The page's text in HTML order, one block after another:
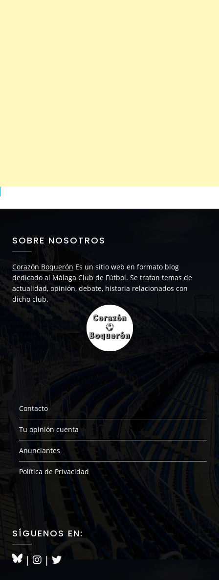
SOBRE NOSOTROS
Corazón Boquerón Es un sitio web en formato blog
dedicado al Málaga Club de Fútbol. Se tratan temas de
actualidad, opinión, debate, historia relacionados con
dicho club.
Contacto
Tu opinión cuenta
Anunciantes
Política de Privacidad
SÍGUENOS EN:
| |